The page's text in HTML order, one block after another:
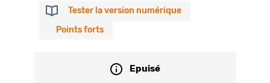
Tester la version numérique
Points forts
Epuisé